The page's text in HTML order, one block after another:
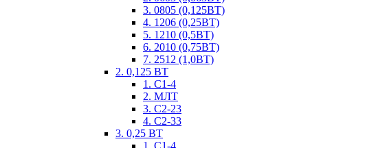
3. 0805 (0,125ВТ)
4. 1206 (0,25ВТ)
5. 1210 (0,5ВТ)
6. 2010 (0,75ВТ)
7. 2512 (1,0ВТ)
2. 0,125 ВТ
1. С1-4
2. МЛТ
3. С2-23
4. С2-33
3. 0,25 ВТ
1. С1-4